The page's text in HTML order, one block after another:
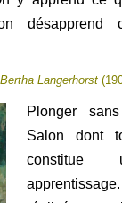
désapprend
Langerhorst
Plonger
Salon dont